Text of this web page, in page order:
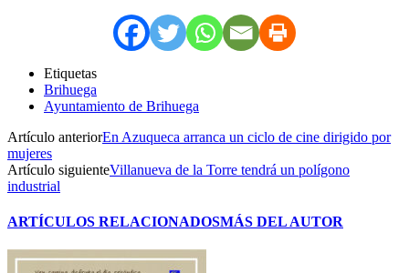
Etiquetas
Brihuega
Ayuntamiento de Brihuega
Artículo anteriorEn Azuqueca arranca un ciclo de cine dirigido por
mujeres
Artículo siguienteVillanueva de la Torre tendrá un polígono
industrial
ARTÍCULOS RELACIONADOSMÁS DEL AUTOR